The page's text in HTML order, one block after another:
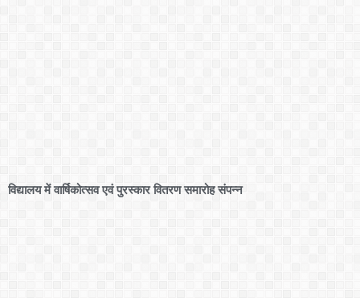
विद्यालय में वार्षिकोत्सव एवं पुरस्कार वितरण समारोह संपन्न